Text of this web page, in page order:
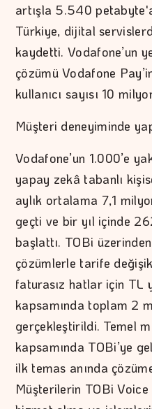
artışla 5.540
Türkiye, dijital
kaydetti. Vodafone’un
çözümü Vodafone
kullanıcı sayısı 10
Müşteri deneyiminde
Vodafone’un 1.000’e
yapay zekâ tabanlı
aylık ortalama 7,1
geçti ve bir yıl içinde
başlattı. TOBi
çözümlerle tarife
faturasız hatlar için TL
kapsamında toplam 2
gerçekleştirildi. Temel
kapsamında TOBi’ye
ilk temas anında
Müşterilerin TOBi